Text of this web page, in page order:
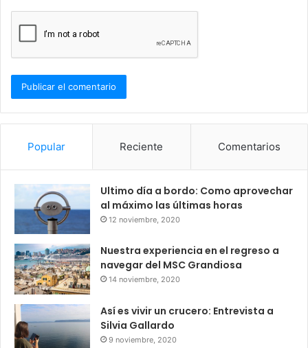
Popular Reciente Comentarios
Ultimo día a bordo: Como aprovechar
al máximo las últimas horas
12 noviembre, 2020
Nuestra experiencia en el regreso a
navegar del MSC Grandiosa
14 noviembre, 2020
Así es vivir un crucero: Entrevista a
Silvia Gallardo
9 noviembre, 2020